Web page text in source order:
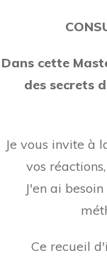
Dans cette
des secrets
Je vous invite à
vos
J'en ai
Ce recueil